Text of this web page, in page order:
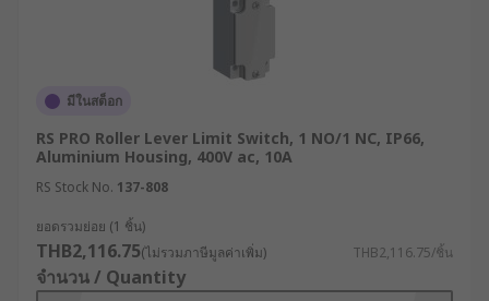
มีในสต็อก
RS PRO Roller Lever Limit Switch, 1 NO/1 NC, IP66,
Aluminium Housing, 400V ac, 10A
RS Stock No. 137-808
ยอดรวมย่อย (1 ชิ้น)
THB2,116.75(ไม่รวมภาษีมูลค่าเพิ่ม) THB2,116.75/ชิ้น
จำนวน / Quantity